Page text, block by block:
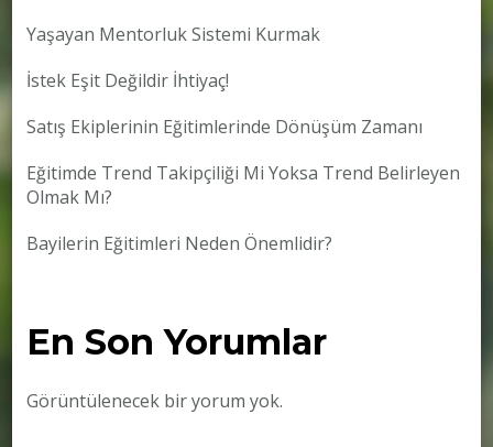
Yaşayan Mentorluk Sistemi Kurmak
İstek Eşit Değildir İhtiyaç!
Satış Ekiplerinin Eğitimlerinde Dönüşüm Zamanı
Eğitimde Trend Takipçiliği Mi Yoksa Trend Belirleyen
Olmak Mı?
Bayilerin Eğitimleri Neden Önemlidir?
En Son Yorumlar
Görüntülenecek bir yorum yok.